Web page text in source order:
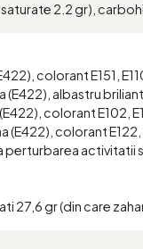
2.2 gr),
colorant E151,
albastru
colorant E102,
(E422), colorant
perturbarea activitatii
27,6 gr (din care